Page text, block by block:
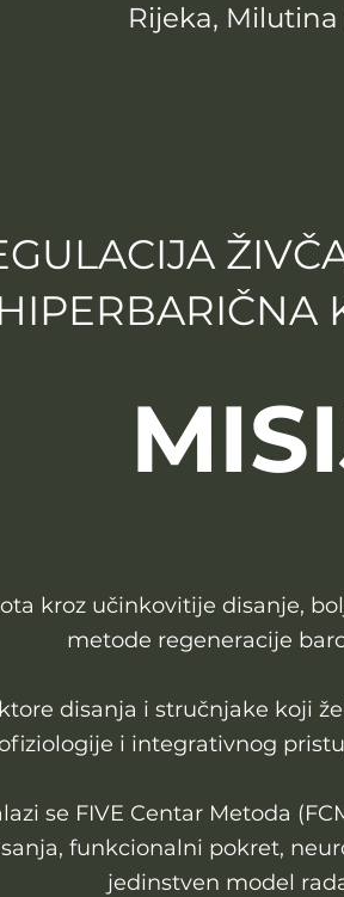
Rijeka, Milutina
kroz učinkovitije disanje,
metode regeneracije
disanja i stručnjake koji
i integrativnog
se FIVE Centar Metoda
funkcionalni pokret,
jedinstven model